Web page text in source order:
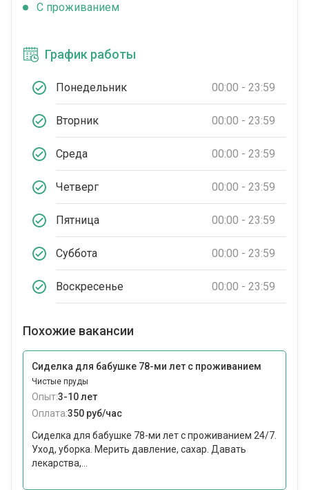
C проживанием
График работы
Понедельник 00:00 - 23:59
Вторник 00:00 - 23:59
Среда 00:00 - 23:59
Четверг 00:00 - 23:59
Пятница 00:00 - 23:59
Суббота 00:00 - 23:59
Воскресенье 00:00 - 23:59
Похожие вакансии
Сиделка для бабушке 78-ми лет с проживанием
Чистые пруды
Опыт:3-10 лет
Оплата:350 руб/час
Сиделка для бабушке 78-ми лет с проживанием 24/7.
Уход, уборка. Мерить давление, сахар. Давать
лекарства,...